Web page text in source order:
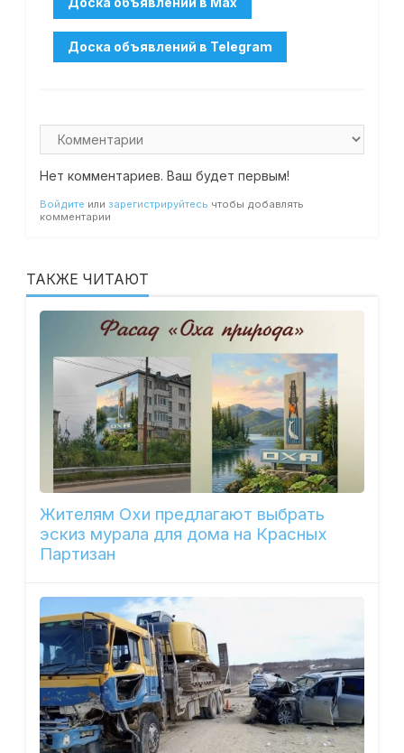
Нет комментариев. Ваш будет первым!
Войдите или зарегистрируйтесь чтобы добавлять
комментарии
ТАКЖЕ ЧИТАЮТ
Жителям Охи предлагают выбрать
эскиз мурала для дома на Красных
Партизан